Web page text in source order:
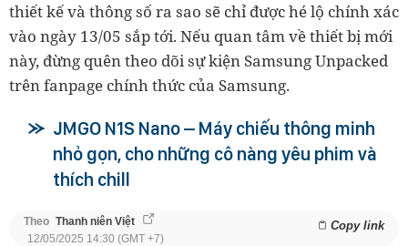
thiết kế và thông số ra sao sẽ chỉ được hé lộ chính xác
vào ngày 13/05 sắp tới. Nếu quan tâm về thiết bị mới
này, đừng quên theo dõi sự kiện Samsung Unpacked
trên fanpage chính thức của Samsung.
JMGO N1S Nano – Máy chiếu thông minh
nhỏ gọn, cho những cô nàng yêu phim và
thích chill
Theo Thanh niên Việt Copy link
12/05/2025 14:30 (GMT +7)